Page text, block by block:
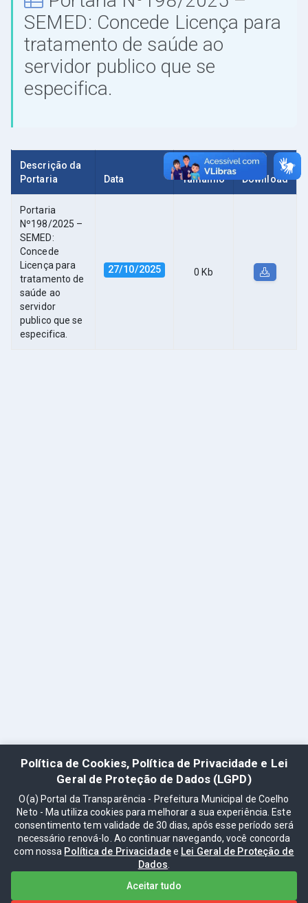
SEMED: Concede Licença para
tratamento de saúde ao
servidor publico que se
especifica.
Descrição da
Portaria
Data Tamanho Download
Portaria
Nº198/2025 –
SEMED:
Concede
Licença para
tratamento de
saúde ao
servidor
publico que se
especifica.
27/10/2025 0 Kb
Política de Cookies, Política de Privacidade e Lei
Geral de Proteção de Dados (LGPD)
O(a) Portal da Transparência - Prefeitura Municipal de Coelho
Neto - Ma utiliza cookies para melhorar a sua experiência. Este
consentimento tem validade de 30 dias, após esse período será
necessário renová-lo. Ao continuar navegando, você concorda
com nossa Política de Privacidadee Lei Geral de Proteção de
Dados
Aceitar tudo